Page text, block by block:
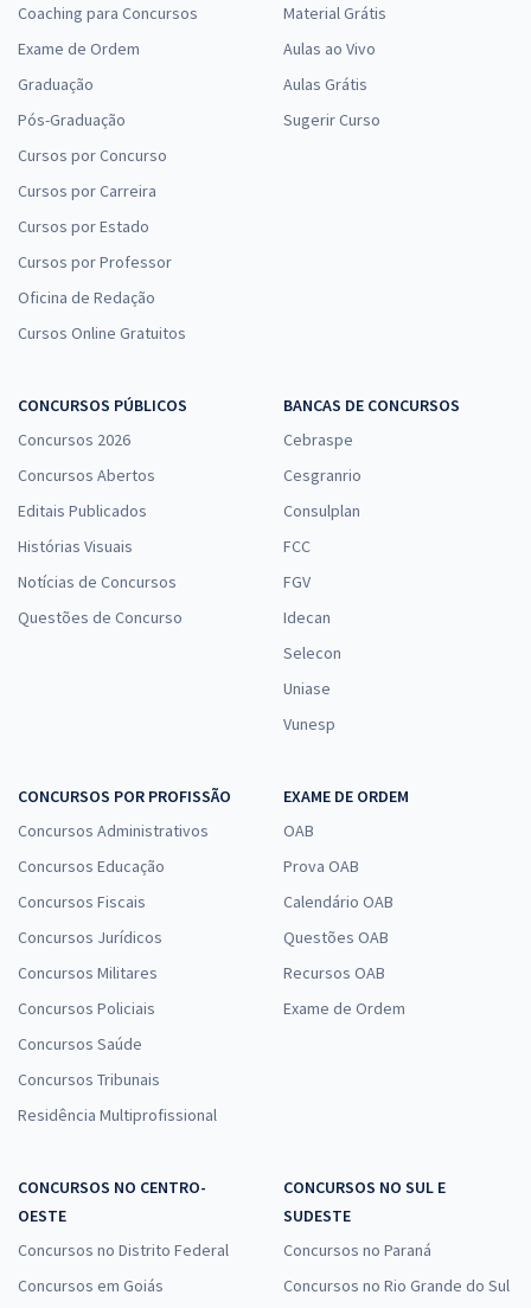
Coaching para Concursos
Exame de Ordem
Graduação
Pós-Graduação
Cursos por Concurso
Cursos por Carreira
Cursos por Estado
Cursos por Professor
Oficina de Redação
Cursos Online Gratuitos
Material Grátis
Aulas ao Vivo
Aulas Grátis
Sugerir Curso
CONCURSOS PÚBLICOS
Concursos 2026
Concursos Abertos
Editais Publicados
Histórias Visuais
Notícias de Concursos
Questões de Concurso
BANCAS DE CONCURSOS
Cebraspe
Cesgranrio
Consulplan
FCC
FGV
Idecan
Selecon
Uniase
Vunesp
CONCURSOS POR PROFISSÃO
Concursos Administrativos
Concursos Educação
Concursos Fiscais
Concursos Jurídicos
Concursos Militares
Concursos Policiais
Concursos Saúde
Concursos Tribunais
Residência Multiprofissional
EXAME DE ORDEM
OAB
Prova OAB
Calendário OAB
Questões OAB
Recursos OAB
Exame de Ordem
CONCURSOS NO CENTRO-
OESTE
Concursos no Distrito Federal
Concursos em Goiás
CONCURSOS NO SUL E
SUDESTE
Concursos no Paraná
Concursos no Rio Grande do Sul